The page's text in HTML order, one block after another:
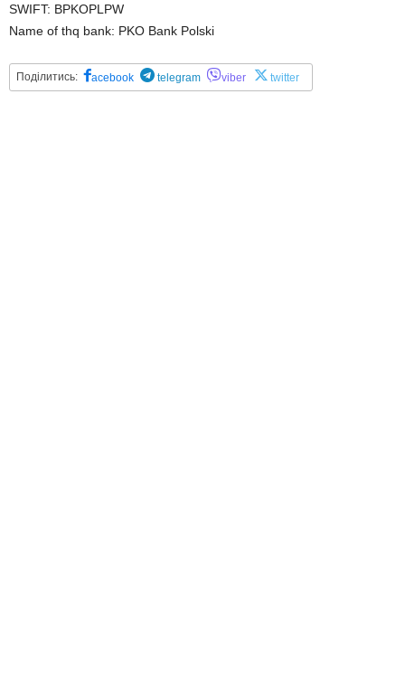
SWIFT: BPKOPLPW
Name of thq bank: PKO Bank Polski
Поділитись: acebook telegram viber twitter